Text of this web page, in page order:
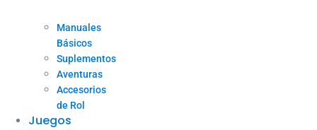
Manuales
Básicos
Suplementos
Aventuras
Accesorios
de Rol
Juegos